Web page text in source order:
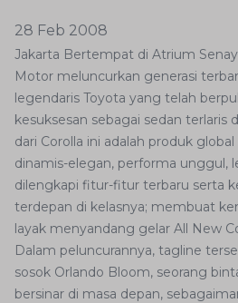
28 Feb 2008
Jakarta Bertempat di Atrium
Motor meluncurkan generasi
legendaris Toyota yang telah
kesuksesan sebagai sedan terlaris
dari Corolla ini adalah produk
dinamis-elegan, performa unggul,
dilengkapi fitur-fitur terbaru serta
terdepan di kelasnya; membuat
layak menyandang gelar All New
Dalam peluncurannya, tagline
sosok Orlando Bloom, seorang
bersinar di masa depan,